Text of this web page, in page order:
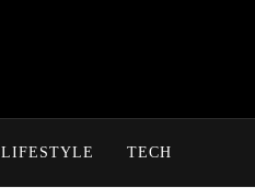
LIFESTYLE TECH